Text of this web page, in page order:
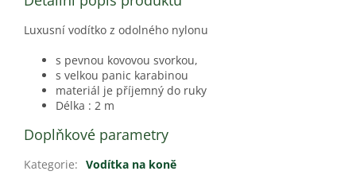
Luxusní vodítko z odolného nylonu
s pevnou kovovou svorkou,
s velkou panic karabinou
materiál je příjemný do ruky
Délka : 2 m
Doplňkové parametry
Kategorie: Vodítka na koně